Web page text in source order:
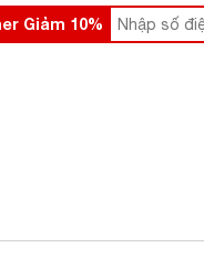
Giảm 10%